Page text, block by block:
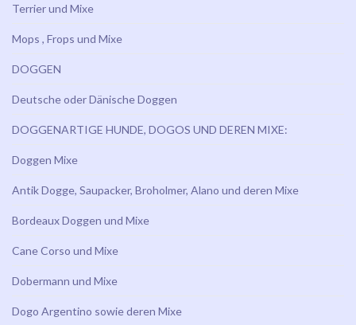
Terrier und Mixe
Mops , Frops und Mixe
DOGGEN
Deutsche oder Dänische Doggen
DOGGENARTIGE HUNDE, DOGOS UND DEREN MIXE:
Doggen Mixe
Antik Dogge, Saupacker, Broholmer, Alano und deren Mixe
Bordeaux Doggen und Mixe
Cane Corso und Mixe
Dobermann und Mixe
Dogo Argentino sowie deren Mixe